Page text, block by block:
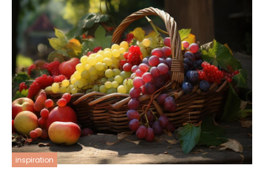
inspiration